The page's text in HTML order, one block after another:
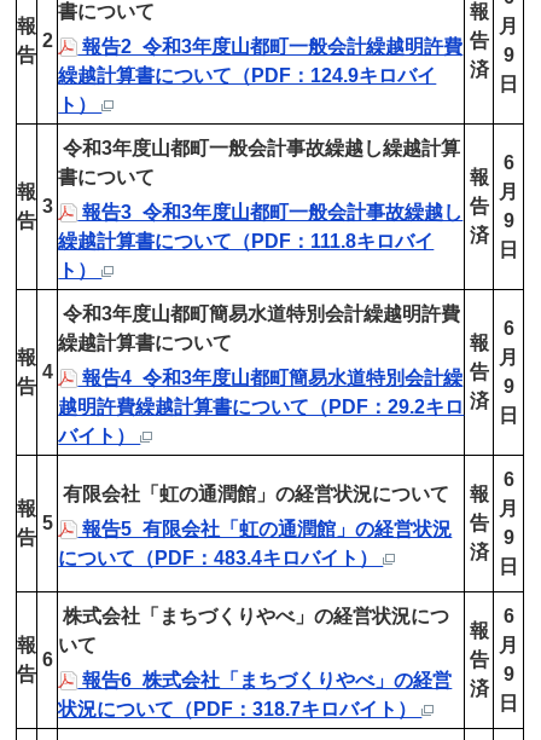
報
告
2
書について
報告2_令和3年度山都町一般会計繰越明許費
繰越計算書について（PDF：124.9キロバイ
ト）
報
告
済
月
9
日
報
告
3
令和3年度山都町一般会計事故繰越し繰越計算
書について
報告3_令和3年度山都町一般会計事故繰越し
繰越計算書について（PDF：111.8キロバイ
ト）
報
告
済
6
月
9
日
報
告
4
令和3年度山都町簡易水道特別会計繰越明許費
繰越計算書について
報告4_令和3年度山都町簡易水道特別会計繰
越明許費繰越計算書について（PDF：29.2キロ
バイト）
報
告
済
6
月
9
日
報
告
5
有限会社「虹の通潤館」の経営状況について
報告5_有限会社「虹の通潤館」の経営状況
について（PDF：483.4キロバイト）
報
告
済
6
月
9
日
報
告
6
株式会社「まちづくりやべ」の経営状況につ
いて
報告6_株式会社「まちづくりやべ」の経営
状況について（PDF：318.7キロバイト）
報
告
済
6
月
9
日